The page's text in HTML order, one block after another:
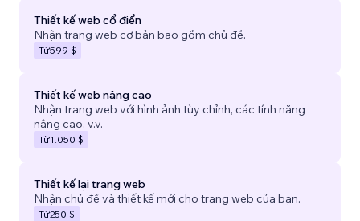
Thiết kế web cổ điển
Nhận trang web cơ bản bao gồm chủ đề.
Từ599 $
Thiết kế web nâng cao
Nhận trang web với hình ảnh tùy chỉnh, các tính năng
nâng cao, v.v.
Từ1.050 $
Thiết kế lại trang web
Nhận chủ đề và thiết kế mới cho trang web của bạn.
Từ250 $